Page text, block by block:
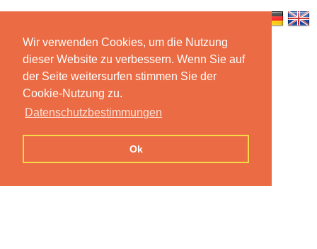
Wir verwenden Cookies, um die Nutzung
dieser Website zu verbessern. Wenn Sie auf
der Seite weitersurfen stimmen Sie der
Cookie-Nutzung zu.
Datenschutzbestimmungen
Ok
Home Features Mobile App
Preise
Contact us Imprint Privacy